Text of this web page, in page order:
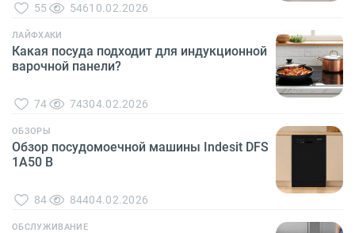
55 54610.02.2026
ЛАЙФХАКИ
Какая посуда подходит для индукционной
варочной панели?
74 74304.02.2026
ОБЗОРЫ
Обзор посудомоечной машины Indesit DFS
1A50 B
84 84404.02.2026
ОБСЛУЖИВАНИЕ